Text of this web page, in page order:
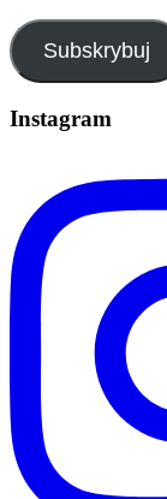
Subskrybuj
Instagram